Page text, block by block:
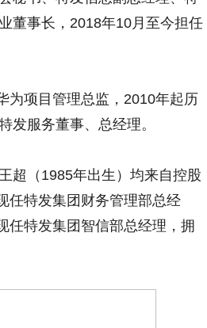
董事长，2018年10月至今担任
为项目管理总监，2010年起历
发服务董事、总经理。
超（1985年出生）均来自控股
任特发集团财务管理部总经
任特发集团智信部总经理，拥